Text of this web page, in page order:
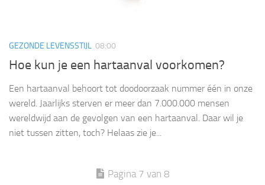
GEZONDE LEVENSSTIJL 08:00
Hoe kun je een hartaanval voorkomen?
Een hartaanval behoort tot doodoorzaak nummer één in onze
wereld. Jaarlijks sterven er meer dan 7.000.000 mensen
wereldwijd aan de gevolgen van een hartaanval. Daar wil je
niet tussen zitten, toch? Helaas zie je...
Pagina 7 van 8